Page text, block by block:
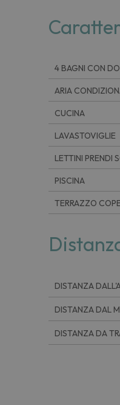
4 BAGNI CON
ARIA
CUCINA
LAVASTOVIGLIE
LETTINI PRENDI
PISCINA
TERRAZZO
DISTANZA
DISTANZA DAL
DISTANZA DA